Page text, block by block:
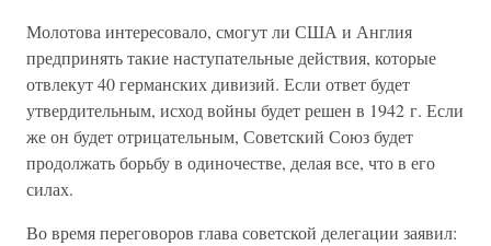
Молотова интересовало, смогут ли США и Англия
предпринять такие наступательные действия, которые
отвлекут 40 германских дивизий. Если ответ будет
утвердительным, исход войны будет решен в 1942 г. Если
же он будет отрицательным, Советский Союз будет
продолжать борьбу в одиночестве, делая все, что в его
силах.
Во время переговоров глава советской делегации заявил: